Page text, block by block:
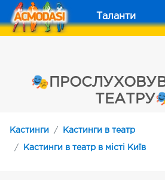
Таланти
Кастинги Кастинги в театр
Кастинги в театр в місті Київ